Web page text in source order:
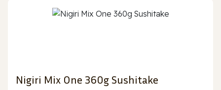
Nigiri Mix One 360g Sushitake